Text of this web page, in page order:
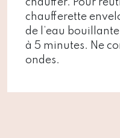
chaufferette
de l’eau
à 5 minutes. Ne
ondes.